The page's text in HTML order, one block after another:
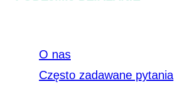
O nas
Często zadawane pytania